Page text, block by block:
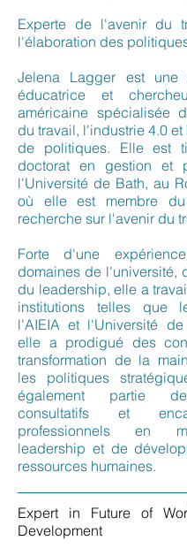
Experte de l'avenir du
l'élaboration des
Jelena Lagger est une
éducatrice et
américaine spécialisée
du travail, l'industrie 4.0
de politiques. Elle est
doctorat en gestion et
l'Université de Bath, au
où elle est membre
recherche sur l'avenir du
Forte d'une
domaines de l'université,
du leadership, elle a
institutions telles que
l'AIEIA et l'Université
elle a prodigué des
transformation de la
les politiques
également partie
consultatifs et
professionnels en
leadership et de
ressources humaines.
Expert in Future of
Development